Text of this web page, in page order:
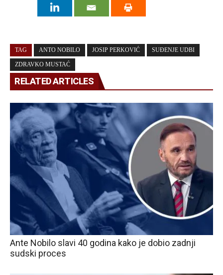
TAG ANTO NOBILO JOSIP PERKOVIĆ SUĐENJE UDBI
ZDRAVKO MUSTAĆ
RELATED ARTICLES
Ante Nobilo slavi 40 godina kako je dobio zadnji
sudski proces